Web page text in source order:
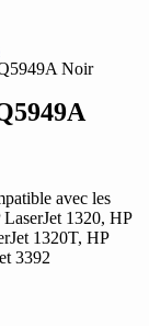
Noir
avec les
1320, HP
1320T, HP
3392